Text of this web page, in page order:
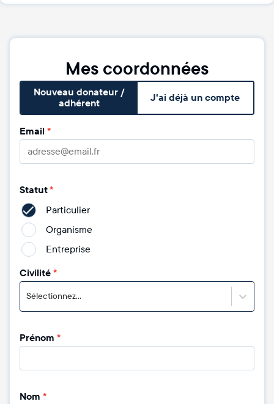
Mes coordonnées
Nouveau donateur /
adhérent
J'ai déjà un compte
Email *
Statut*
Particulier
Organisme
Entreprise
Civilité*
Sélectionnez...
Prénom *
Nom *